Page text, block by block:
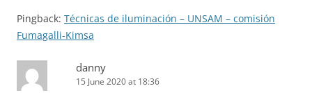
Pingback: Técnicas de iluminación – UNSAM – comisión
Fumagalli-Kimsa
danny
15 June 2020 at 18:36